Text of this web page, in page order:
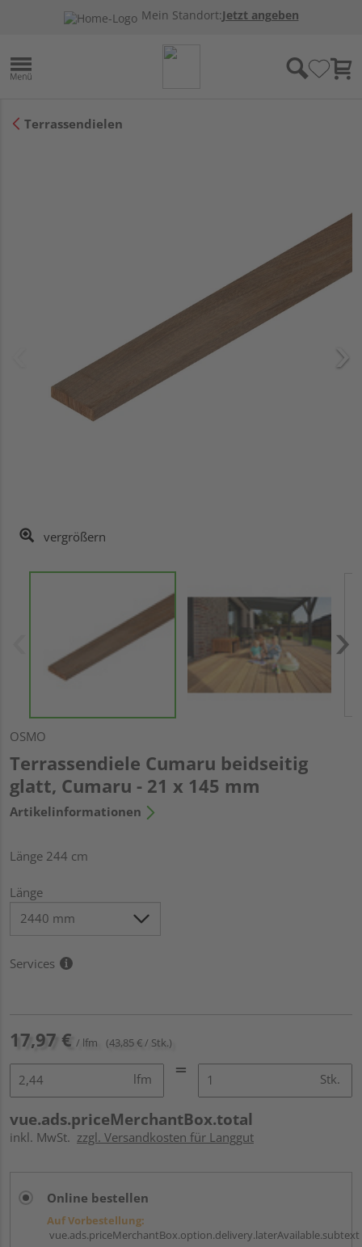
Mein Standort:Jetzt angeben
Terrassendielen
vergrößern
OSMO
Terrassendiele Cumaru beidseitig
glatt, Cumaru - 21 x 145 mm
Artikelinformationen
Länge 244 cm
Länge
Services
17,97 € / lfm (43,85 € / Stk.)
lfm Stk.
vue.ads.priceMerchantBox.total
inkl. MwSt. zzgl. Versandkosten für Langgut
Online bestellen
Auf Vorbestellung:
vue.ads.priceMerchantBox.option.delivery.laterAvailable.subtext